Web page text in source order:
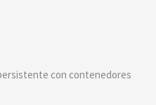
con contenedores